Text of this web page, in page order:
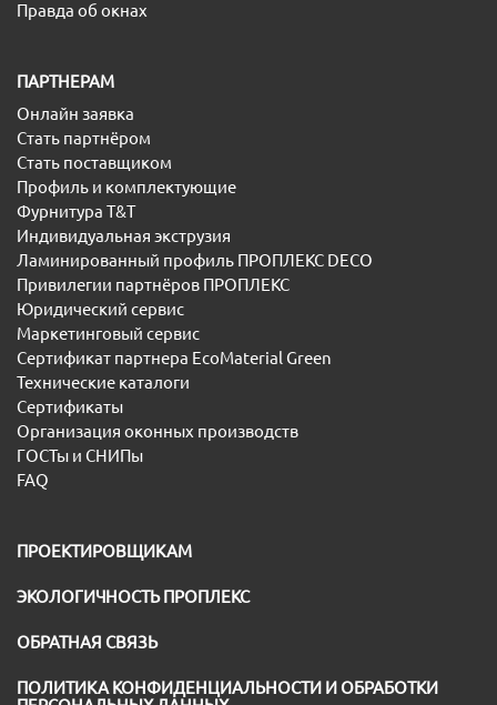
Правда об окнах
ПАРТНЕРАМ
Онлайн заявка
Стать партнёром
Стать поставщиком
Профиль и комплектующие
Фурнитура T&T
Индивидуальная экструзия
Ламинированный профиль ПРОПЛЕКС DECO
Привилегии партнёров ПРОПЛЕКС
Юридический сервис
Маркетинговый сервис
Сертификат партнера EcoMaterial Green
Технические каталоги
Сертификаты
Организация оконных производств
ГОСТы и СНИПы
FAQ
ПРОЕКТИРОВЩИКАМ
ЭКОЛОГИЧНОСТЬ ПРОПЛЕКС
ОБРАТНАЯ СВЯЗЬ
ПОЛИТИКА КОНФИДЕНЦИАЛЬНОСТИ И ОБРАБОТКИ